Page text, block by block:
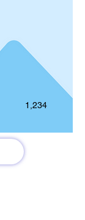
1,234